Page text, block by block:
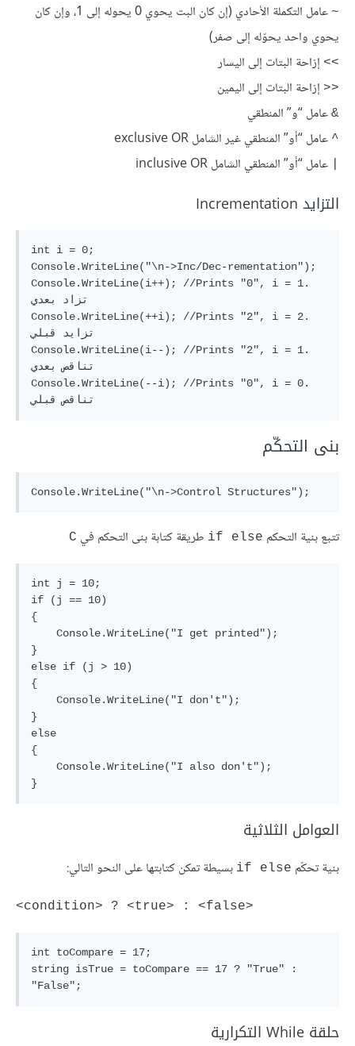
~
عامل التكملة الأحادي (إن كان البت يحوي 0 يحوله إلى 1، وإن كان
يحوي واحد يحوّله إلى صفر)
>> إزاحة البتات إلى اليسار
<< إزاحة البتات إلى اليمين
& عامل “و” المنطقي
^ عامل “أو” المنطقي غير الشامل exclusive OR
عامل “أو” المنطقي الشامل inclusive OR
التزايد Incrementation
int i = 0;
Console.WriteLine("\n->Inc/Dec-rementation");
Console.WriteLine(i++); //Prints "0", i = 1.
تزاد بعدي
Console.WriteLine(++i); //Prints "2", i = 2.
تزايد قبلي
Console.WriteLine(i--); //Prints "2", i = 1.
تناقص بعدي
Console.WriteLine(--i); //Prints "0", i = 0.
بنى التحكّم
تتبع بنية التحكم if else طريقة كتابة بنى التحكم في C
int j = 10;
if (j == 10)
{
}
else if (j > 10)
{
}
else
{
العوامل الثلاثية
بنية تحكّم if else بسيطة تمكن كتابتها على النحو التالي:
<condition> ? <true> : <false>
int toCompare = 17;
string isTrue = toCompare == 17 ? "True" :
حلقة While التكرارية